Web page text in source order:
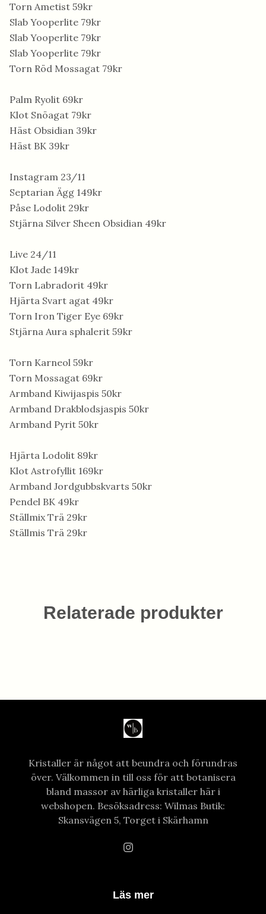
Torn Ametist 59kr
Slab Yooperlite 79kr
Slab Yooperlite 79kr
Slab Yooperlite 79kr
Torn Röd Mossagat 79kr
Palm Ryolit 69kr
Klot Snöagat 79kr
Häst Obsidian 39kr
Häst BK 39kr
Instagram 23/11
Septarian Ägg 149kr
Påse Lodolit 29kr
Stjärna Silver Sheen Obsidian 49kr
Live 24/11
Klot Jade 149kr
Torn Labradorit 49kr
Hjärta Svart agat 49kr
Torn Iron Tiger Eye 69kr
Stjärna Aura sphalerit 59kr
Torn Karneol 59kr
Torn Mossagat 69kr
Armband Kiwijaspis 50kr
Armband Drakblodsjaspis 50kr
Armband Pyrit 50kr
Hjärta Lodolit 89kr
Klot Astrofyllit 169kr
Armband Jordgubbskvarts 50kr
Pendel BK 49kr
Ställmix Trä 29kr
Ställmis Trä 29kr
Relaterade produkter
Kristaller är något att beundra och förundras
över. Välkommen in till oss för att botanisera
bland massor av härliga kristaller här i
webshopen. Besöksadress: Wilmas Butik:
Skansvägen 5, Torget i Skärhamn
Läs mer